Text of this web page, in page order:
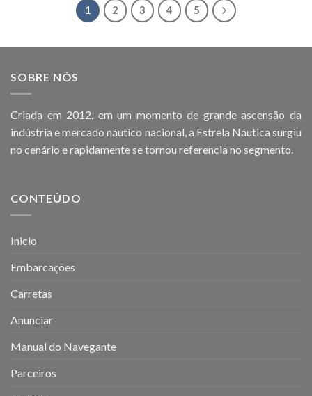
1 2 3 4 5
SOBRE NÓS
Criada em 2012, em um momento de grande ascensão da
indústria e mercado náutico nacional, a Estrela Náutica surgiu
no cenário e rapidamente se tornou referencia no segmento.
CONTEÚDO
Inicio
Embarcações
Carretas
Anunciar
Manual do Navegante
Parceiros